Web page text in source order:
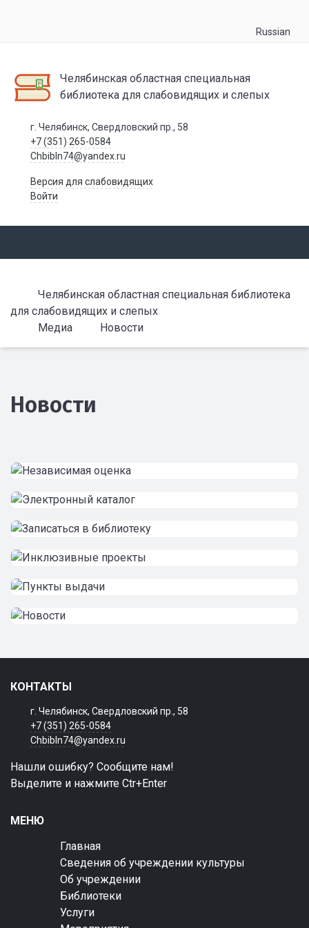
Russian
Челябинская областная специальная
библиотека для слабовидящих и слепых
г. Челябинск, Свердловский пр., 58
+7 (351) 265-0584
Chbibln74@yandex.ru
Версия для слабовидящих
Войти
Челябинская областная специальная библиотека
для слабовидящих и слепых
Медиа
Новости
Новости
КОНТАКТЫ
г. Челябинск, Свердловский пр., 58
+7 (351) 265-0584
Chbibln74@yandex.ru
Нашли ошибку? Сообщите нам!
Выделите и нажмите Ctr+Enter
МЕНЮ
Главная
Сведения об учреждении культуры
Об учреждении
Библиотеки
Услуги